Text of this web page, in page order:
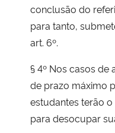
conclusão do
para tanto,
art. 6º.
§ 4º Nos casos
de prazo máximo
estudantes terão
para desocupar